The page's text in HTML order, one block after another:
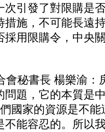
次引發了對限購是
施，不可能長遠
採用限購令，中央
秘書長 楊樂渝：
問題，它的本質是
國家的資源是不
能容忍的。所以